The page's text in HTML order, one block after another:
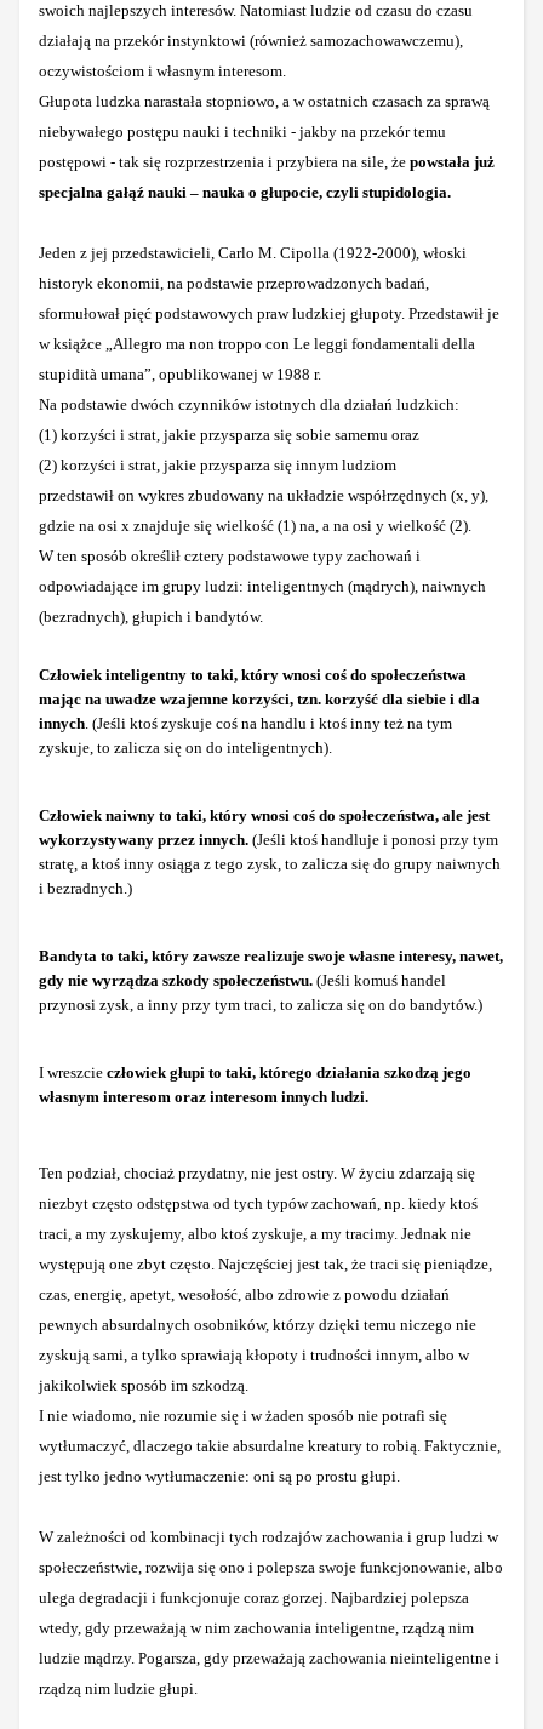
swoich najlepszych interesów. Natomiast ludzie od czasu do czasu
działają na przekór instynktowi (również samozachowawczemu),
oczywistościom i własnym interesom.
Głupota ludzka narastała stopniowo, a w ostatnich czasach za sprawą
niebywałego postępu nauki i techniki - jakby na przekór temu
postępowi - tak się rozprzestrzenia i przybiera na sile, że powstała już
specjalna gałąź nauki – nauka o głupocie, czyli stupidologia.
Jeden z jej przedstawicieli, Carlo M. Cipolla (1922-2000), włoski
historyk ekonomii, na podstawie przeprowadzonych badań,
sformułował pięć podstawowych praw ludzkiej głupoty. Przedstawił je
wksiążce „Allegro ma non troppo con Le leggi fondamentali della
stupidità umana”, opublikowanej w 1988 r.
Na podstawie dwóch czynników istotnych dla działań ludzkich:
(1) korzyści i strat, jakie przysparza się sobie samemu oraz
(2) korzyści i strat, jakie przysparza się innym ludziom
przedstawił on wykres zbudowany na układzie współrzędnych (x, y),
gdzie na osi x znajduje się wielkość (1) na, a na osi y wielkość (2).
W ten sposób określił cztery podstawowe typy zachowań i
odpowiadające im grupy ludzi: inteligentnych (mądrych), naiwnych
(bezradnych), głupich i bandytów.
Człowiek inteligentny to taki, który wnosi coś do społeczeństwa
mając na uwadze wzajemne korzyści, tzn. korzyść dla siebie i dla
innych. (Jeśli ktoś zyskuje coś na handlu i ktoś inny też na tym
zyskuje, to zalicza się on do inteligentnych).
Człowiek naiwny to taki, który wnosi coś do społeczeństwa, ale jest
wykorzystywany przez innych. (Jeśli ktoś handluje i ponosi przy tym
stratę, a ktoś inny osiąga z tego zysk, to zalicza się do grupy naiwnych
i bezradnych.)
Bandyta to taki, który zawsze realizuje swoje własne interesy, nawet,
gdy nie wyrządza szkody społeczeństwu. (Jeśli komuś handel
przynosi zysk, a inny przy tym traci, to zalicza się on do bandytów.)
I wreszcie człowiek głupi to taki, którego działania szkodzą jego
własnym interesom oraz interesom innych ludzi.
Ten podział, chociaż przydatny, nie jest ostry. W życiu zdarzają się
niezbyt często odstępstwa od tych typów zachowań, np. kiedy ktoś
traci, a my zyskujemy, albo ktoś zyskuje, a my tracimy. Jednak nie
występują one zbyt często. Najczęściej jest tak, że traci się pieniądze,
czas, energię, apetyt, wesołość, albo zdrowie z powodu działań
pewnych absurdalnych osobników, którzy dzięki temu niczego nie
zyskują sami, a tylko sprawiają kłopoty i trudności innym, albo w
jakikolwiek sposób im szkodzą.
I nie wiadomo, nie rozumie się i w żaden sposób nie potrafi się
wytłumaczyć, dlaczego takie absurdalne kreatury to robią. Faktycznie,
jest tylko jedno wytłumaczenie: oni są po prostu głupi.
W zależności od kombinacji tych rodzajów zachowania i grup ludzi w
społeczeństwie, rozwija się ono i polepsza swoje funkcjonowanie, albo
ulega degradacji i funkcjonuje coraz gorzej. Najbardziej polepsza
wtedy, gdy przeważają w nim zachowania inteligentne, rządzą nim
ludzie mądrzy. Pogarsza, gdy przeważają zachowania nieinteligentne i
rządzą nim ludzie głupi.